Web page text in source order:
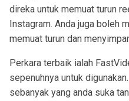
direka untuk memuat turun
Instagram. Anda juga boleh
memuat turun dan
Perkara terbaik ialah
sepenuhnya untuk
sebanyak yang anda suka